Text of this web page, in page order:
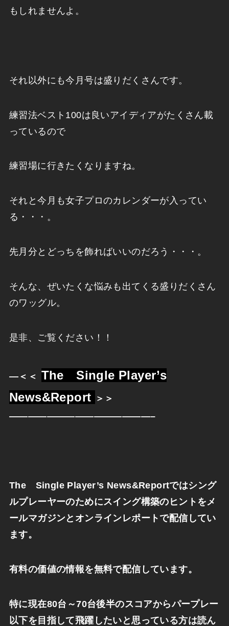
もしれませんよ。
それ以外にも今月号は盛りだくさんです。
練習法ベスト100は良いアイディアがたくさん載
っているので
練習場に行きたくなりますね。
それと今月も女子プロのカレンダーが入ってい
る・・・。
先月分とどっちを飾ればいいのだろう・・・。
そんな、ぜいたくな悩みも出てくる盛りだくさん
のワッグル。
是非、ご覧ください！！
— ＜＜ The Single Player’s
News&Report ＞＞
———————————————–
The Single Player’s News&Reportではシング
ルプレーヤーのためにスイング構築のヒン トをメ
ールマガジンとオンラインレポートで配信してい
ます。
有料の価値の情報を無料で配信しています。
特に現在80台～70台後半のスコアからパープレー
以下を目指して飛躍したいと思っている方は読ん